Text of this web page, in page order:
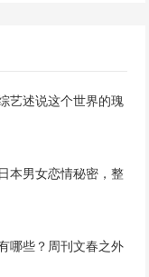
艺述说这个世界的瑰
本男女恋情秘密，整
哪些？周刊文春之外